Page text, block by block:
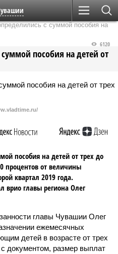
с суммой пособия на
пособия на детей от
6120
пособия на детей от трех до
процентов от величины
квартал 2019 года.
врио главы региона Олег
главы Чувашии Олег
ежемесячных
детей в возрасте от трех
документом, размер выплат